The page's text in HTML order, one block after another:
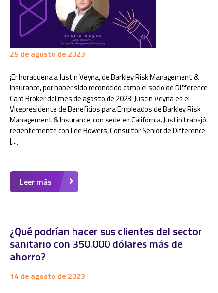
29 de agosto de 2023
¡Enhorabuena a Justin Veyna, de Barkley Risk Management &
Insurance, por haber sido reconocido como el socio de Difference
Card Broker del mes de agosto de 2023! Justin Veyna es el
Vicepresidente de Beneficios para Empleados de Barkley Risk
Management & Insurance, con sede en California. Justin trabajó
recientemente con Lee Bowers, Consultor Senior de Difference
[...]
Leer más
¿Qué podrían hacer sus clientes del sector
sanitario con 350.000 dólares más de
ahorro?
14 de agosto de 2023